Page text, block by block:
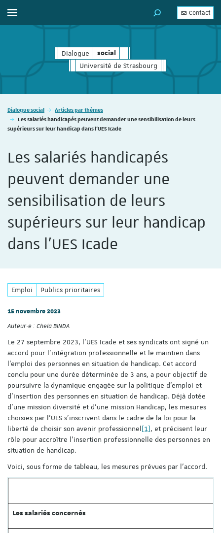
Dialogue social
social
Université de Strasbourg
Afficher / masquer le menu MOTEUR DE
Contact
Vous êtes ici :
Dialogue social
Articles par thèmes
Les salariés handicapés peuvent demander une sensibilisation de leurs
supérieurs sur leur handicap dans l’UES Icade
Les salariés handicapés
peuvent demander une
sensibilisation de leurs
supérieurs sur leur handicap
dans l’UES Icade
Emploi Publics prioritaires
15 novembre 2023
Auteur·e : Chela BINDA
Le 27 septembre 2023, l’UES Icade et ses syndicats ont signé un
accord pour l’intégration professionnelle et le maintien dans
l’emploi des personnes en situation de handicap. Cet accord
conclu pour une durée déterminée de 3 ans, a pour objectif de
poursuivre la dynamique engagée sur la politique d’emploi et
d’insertion des personnes en situation de handicap. Déjà dotée
d’une mission diversité et d’une mission Handicap, les mesures
choisies par l’UES s’inscrivent dans le cadre de la loi pour la
liberté de choisir son avenir professionnel[1], et précisent leur
rôle pour accroître l’insertion professionnelle des personnes en
situation de handicap.
Voici, sous forme de tableau, les mesures prévues par l’accord.
Les salariés concernés